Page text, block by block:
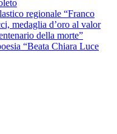
regionale “Franco
medaglia d’oro al valor
della morte”
“Beata Chiara Luce